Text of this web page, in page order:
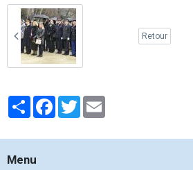
Retour
PartagerFacebook
Twitter
Menu